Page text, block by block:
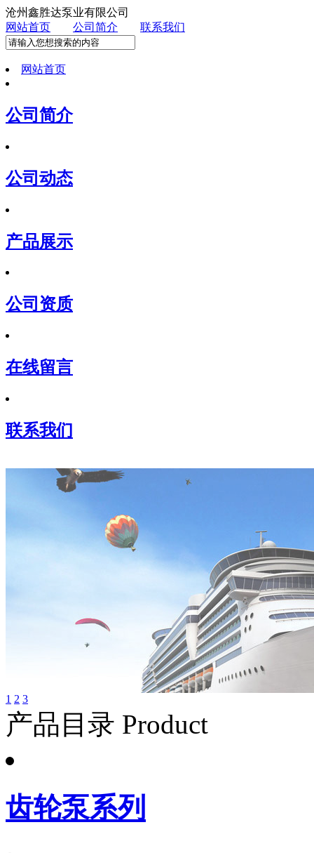
沧州鑫胜达泵业有限公司
网站首页
公司简介 联系我们
网站首页
公司简介
公司动态
产品展示
公司资质
在线留言
联系我们
1 2 3
产品目录 Product
齿轮泵系列